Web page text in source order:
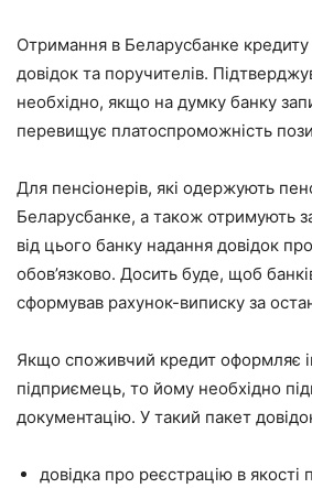
Отримання в Беларусбанке
довідок та поручителів.
необхідно, якщо на думку банку
перевищує платоспроможність
Для пенсіонерів, які одержують
Беларусбанке, а також отримують
від цього банку надання довідок
обов’язково. Досить буде, щоб
сформував рахунок-виписку за
Якщо споживчий кредит оформляє
підприємець, то йому необхідно
документацію. У такий пакет
довідка про реєстрацію в